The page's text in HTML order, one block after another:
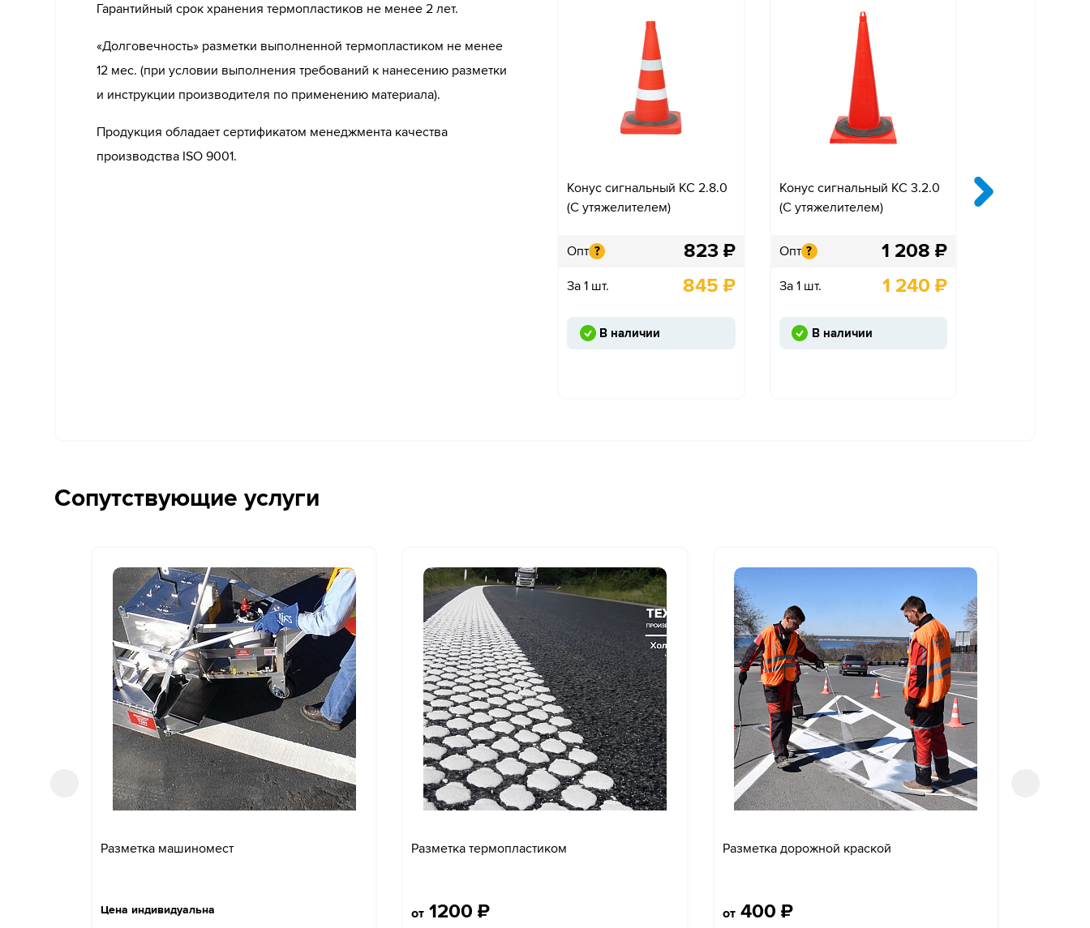
Гарантийный срок хранения термопластиков не менее 2 лет.
«Долговечность» разметки выполненной термопластиком не менее
12 мес. (при условии выполнения требований к нанесению разметки
и инструкции производителя по применению материала).
Продукция обладает сертификатом менеджмента качества
производства ISO 9001.
Конус сигнальный КС 2.8.0
(С утяжелителем)
Опт ? 823 ₽
За 1 шт. 845 ₽
В наличии
Конус сигнальный КС 3.2.0
(С утяжелителем)
Опт ? 1 208 ₽
За 1 шт. 1 240 ₽
В наличии
Конус
Сопутствующие услуги
Разметка машиномест
Цена индивидуальна
Разметка термопластиком
от 1200 ₽
Разметка дорожной краской
от 400 ₽